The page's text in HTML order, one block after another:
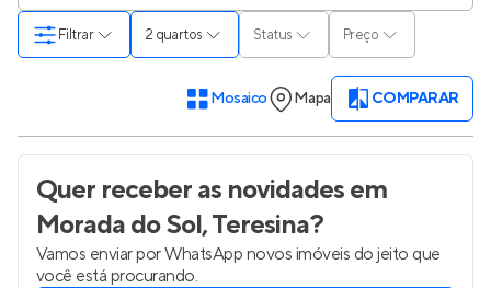
2 quartos Status Preço
Filtrar
Mosaico Mapa COMPARAR
Quer receber as novidadesem
Morada do Sol, Teresina?
Vamos enviar por WhatsApp novos imóveis do jeito que
você está procurando.